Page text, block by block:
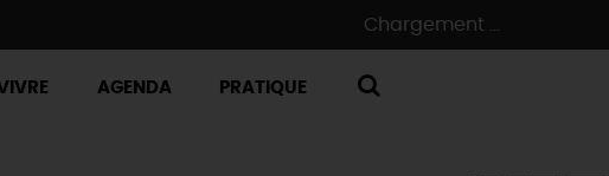
Chargement ...
AGENDA PRATIQUE